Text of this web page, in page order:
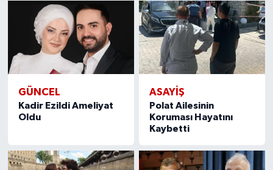
GÜNCEL
Kadir Ezildi Ameliyat
Oldu
ASAYIŞ
Polat Ailesinin
Koruması Hayatını
Kaybetti